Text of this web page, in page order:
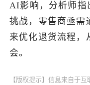
AI影响，分析师指
挑战，零售商亟需
来优化退货流程，
会。
【版权提示】信息来自于